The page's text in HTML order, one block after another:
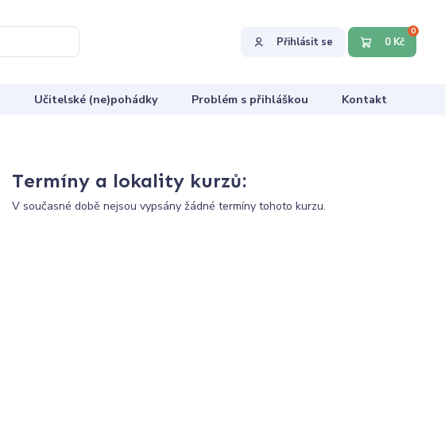
Přihlásit se 0 Kč
0
Učitelské (ne)pohádky Problém s přihláškou Kontakt
Termíny a lokality kurzů:
V současné době nejsou vypsány žádné termíny tohoto kurzu.